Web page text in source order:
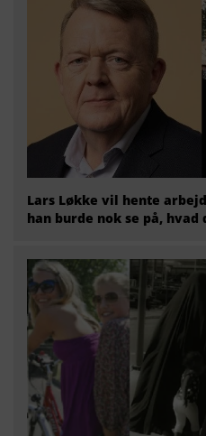
Lars Løkke vil hente
han burde nok se på,